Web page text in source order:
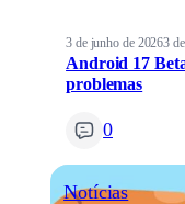
3 de junho de 20263
Android 17
problemas
0
Notícias